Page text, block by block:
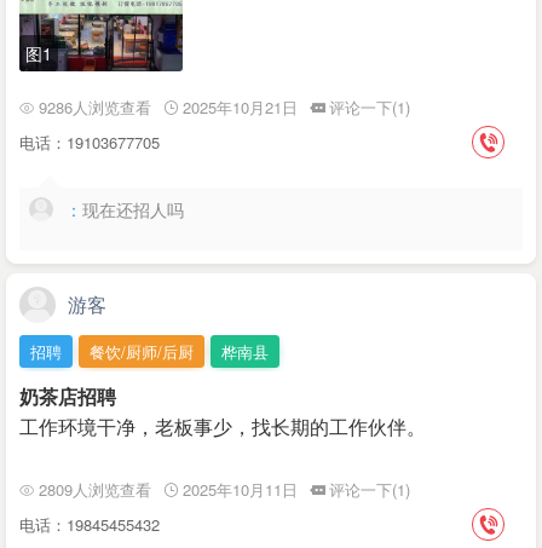
图1
9286人浏览查看 2025年10月21日
评论一下(1)
电话：19103677705
： 现在还招人吗
游客
招聘 餐饮/厨师/后厨 桦南县
奶茶店招聘
工作环境干净，老板事少，找长期的工作伙伴。
2809人浏览查看 2025年10月11日
评论一下(1)
电话：19845455432